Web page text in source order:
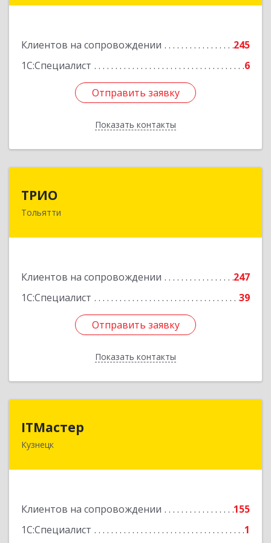
Клиентов на сопровождении
245
1С:Специалист
6
Отправить заявку
Показать контакты
Отправить заявку
Назад
ТРИО
Тольятти
Клиентов на сопровождении
247
1С:Специалист
39
Отправить заявку
Показать контакты
Отправить заявку
Назад
ITМастер
Кузнецк
Клиентов на сопровождении
155
1С:Специалист
1
442537, Пензенская обл, Кузнецк г, Белинского